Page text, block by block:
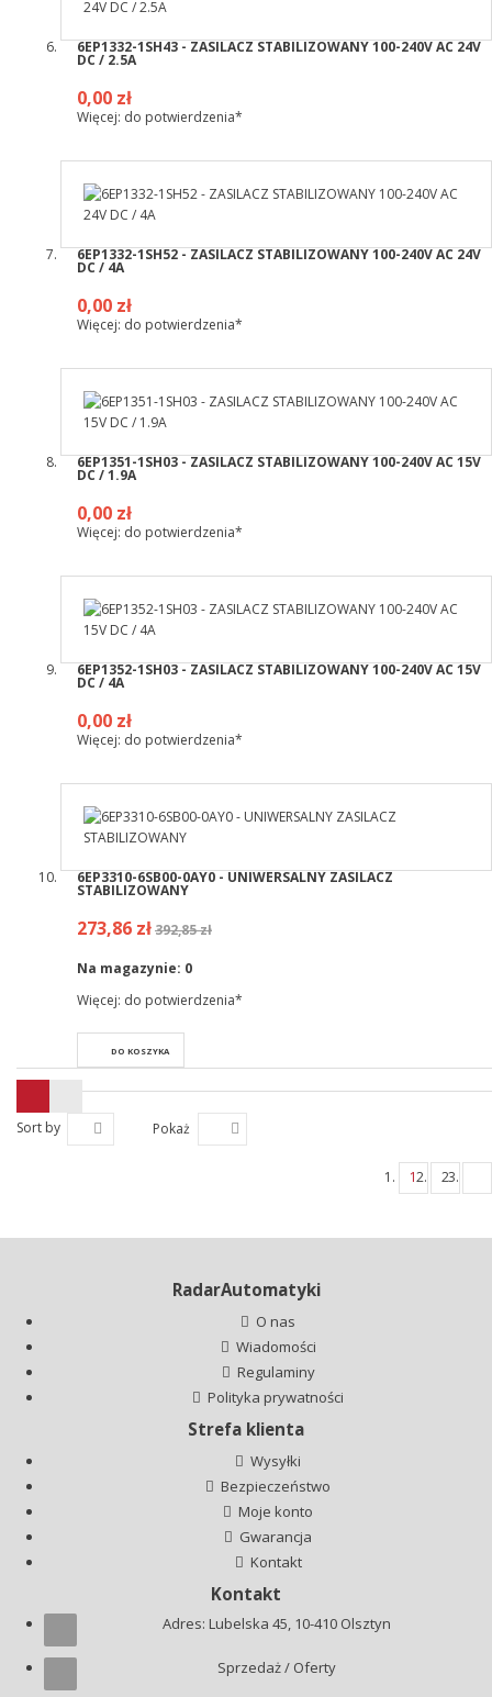
6EP1332-1SH43 - ZASILACZ STABILIZOWANY 100-240V AC 24V
DC / 2.5A
0,00 zł
Więcej: do potwierdzenia*
6EP1332-1SH52 - ZASILACZ STABILIZOWANY 100-240V AC 24V
DC / 4A
0,00 zł
Więcej: do potwierdzenia*
6EP1351-1SH03 - ZASILACZ STABILIZOWANY 100-240V AC 15V
DC / 1.9A
0,00 zł
Więcej: do potwierdzenia*
6EP1352-1SH03 - ZASILACZ STABILIZOWANY 100-240V AC 15V
DC / 4A
0,00 zł
Więcej: do potwierdzenia*
6EP3310-6SB00-0AY0 - UNIWERSALNY ZASILACZ
STABILIZOWANY
273,86 zł392,85 zł
Na magazynie: 0
Więcej: do potwierdzenia*
DO KOSZYKA
Sort by Pokaż
1 2
RadarAutomatyki
O nas
Wiadomości
Regulaminy
Polityka prywatności
Strefa klienta
Wysyłki
Bezpieczeństwo
Moje konto
Gwarancja
Kontakt
Kontakt
Adres: Lubelska 45, 10-410 Olsztyn
Sprzedaż / Oferty